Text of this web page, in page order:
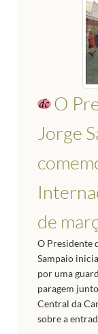
O
Jorge
de
O Presidente
Sampaio
por uma
paragem
Central da
sobre a